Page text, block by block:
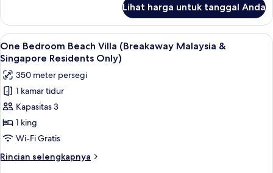
Only)
Canopy
Suite
(Breakaway
Malaysia
Singapore
Residents
Only)
Lihat harga untuk tanggal Anda
Lihat
semua
foto
untuk
One
Bedroom
Beach
Villa
(Breakaway
Malaysia
Seprai katun Mesir, seprai premium,
4
One Bedroom Beach Villa (Breakaway Malaysia &
Singapore Residents Only)
350 meter persegi
1 kamar tidur
Kapasitas 3
1 king
Wi-Fi Gratis
Rincian selengkapnya
Rincian